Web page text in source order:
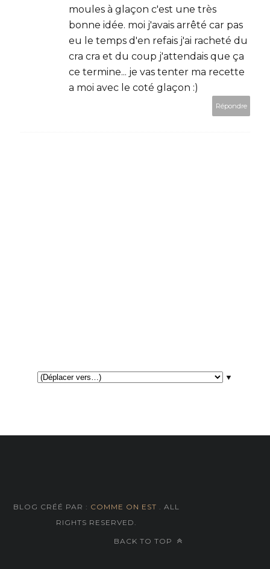
moules à glaçon c'est une très
bonne idée. moi j'avais arrêté car pas
eu le temps d'en refais j'ai racheté du
cra cra et du coup j'attendais que ça
ce termine... je vas tenter ma recette
a moi avec le coté glaçon :)
Répondre
▼
BLOG CRÉÉ PAR : COMME ON EST
. ALL
RIGHTS RESERVED.
BACK TO TOP